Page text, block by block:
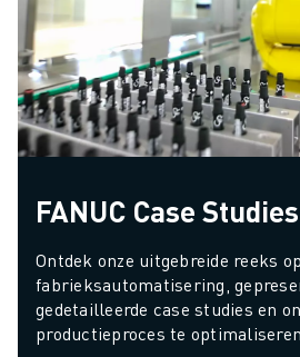
FANUC Case Studies
Ontdek onze uitgebreide reeks
fabrieksautomatisering,
gedetailleerde case studies en
productieproces te